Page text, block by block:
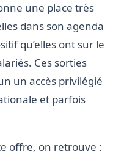
une place très
dans son agenda
qu’elles ont sur le
Ces sorties
un accès privilégié
et parfois
offre, on retrouve :